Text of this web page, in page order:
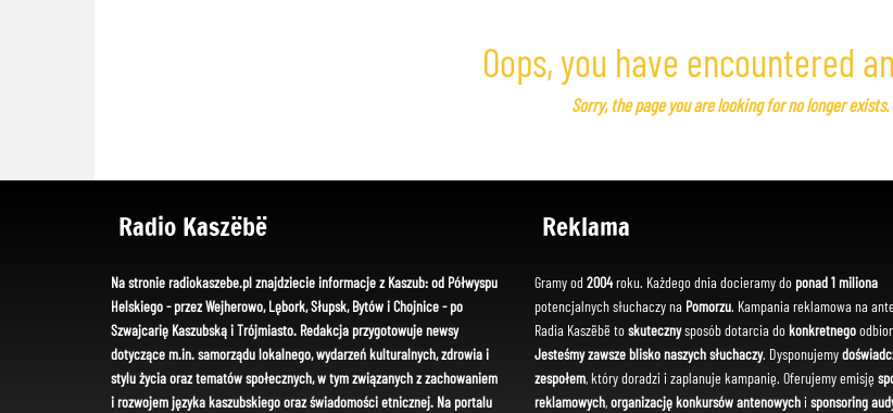
Oops, you have encountered
Sorry, the page you are looking for no longer exists.
Radio Kaszëbë
Na stronie radiokaszebe.pl znajdziecie informacje z Kaszub: od Półwyspu
Helskiego - przez Wejherowo, Lębork, Słupsk, Bytów i Chojnice - po
Szwajcarię Kaszubską i Trójmiasto. Redakcja przygotowuje newsy
dotyczące m.in. samorządu lokalnego, wydarzeń kulturalnych, zdrowia i
stylu życia oraz tematów społecznych, w tym związanych z zachowaniem
i rozwojem języka kaszubskiego oraz świadomości etnicznej. Na portalu
Reklama
Gramy od 2004roku. Każdego dnia docieramy do ponad 1 miliona
potencjalnych słuchaczy na Pomorzu. Kampania reklamowa na
Radia Kaszëbë toskutecznysposób dotarcia dokonkretnego
Jesteśmy zawsze blisko naszych słuchaczy. Dysponujemy
zespołem, który doradzi i zaplanuje kampanię. Oferujemy emisję
reklamowych,organizację konkursów antenowychi sponsoring